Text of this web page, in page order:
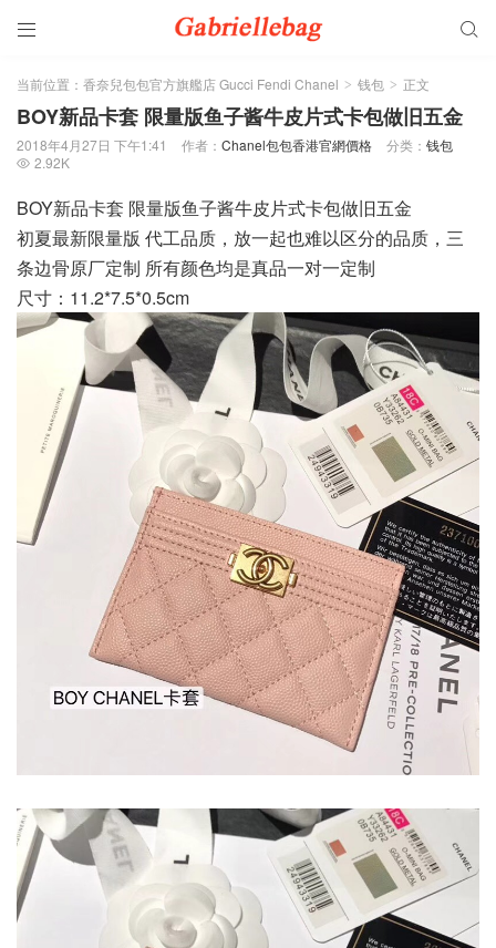
 
当前位置： 香奈兒包包官方旗艦店 Gucci Fendi Chanel > 钱包 > 正文
BOY新品卡套 限量版鱼子酱牛皮片式卡包做旧五金
2018年4月27日 下午1:41 作者： Chanel包包香港官網價格 分类： 钱包
 2.92K
BOY新品卡套 限量版鱼子酱牛皮片式卡包做旧五金
初夏最新限量版 代工品质，放一起也难以区分的品质，三
条边骨原厂定制 所有颜色均是真品一对一定制
尺寸：11.2*7.5*0.5cm